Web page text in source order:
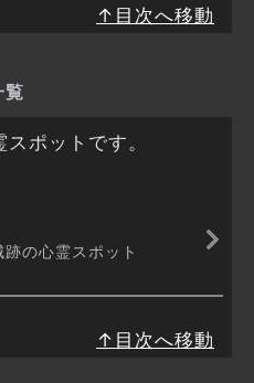
↑目次へ移動
覧
ポットです。
の心霊スポット
↑目次へ移動